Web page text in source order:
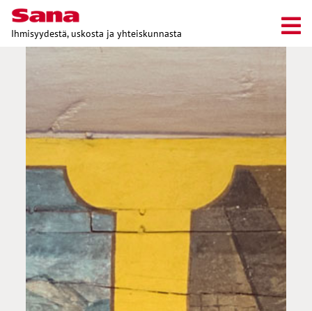
Ihmisyydestä, uskosta ja yhteiskunnasta